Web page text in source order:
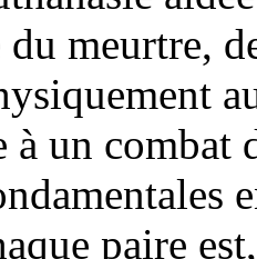
meurtre,
à un combat
paire